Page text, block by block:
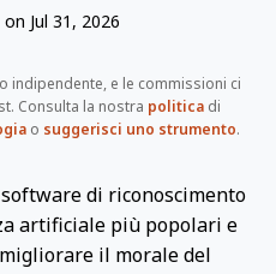
Jul 31, 2026
indipendente, e le commissioni ci
Consulta la nostra politicadi
o suggerisci uno strumento.
di riconoscimento
artificiale più popolari e
il morale del